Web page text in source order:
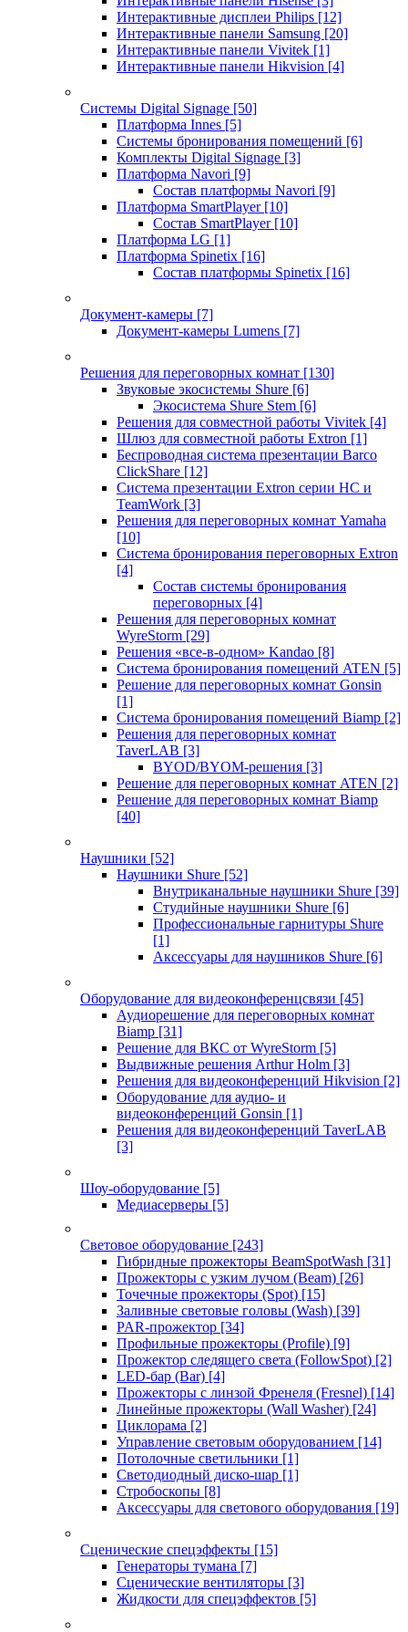
Интерактивные дисплеи Philips [12]
Интерактивные панели Samsung [20]
Интерактивные панели Vivitek [1]
Интерактивные панели Hikvision [4]
Системы Digital Signage [50]
Платформа Innes [5]
Системы бронирования помещений [6]
Комплекты Digital Signage [3]
Платформа Navori [9]
Состав платформы Navori [9]
Платформа SmartPlayer [10]
Состав SmartPlayer [10]
Платформа LG [1]
Платформа Spinetix [16]
Состав платформы Spinetix [16]
Документ-камеры [7]
Документ-камеры Lumens [7]
Решения для переговорных комнат [130]
Звуковые экосистемы Shure [6]
Экосистема Shure Stem [6]
Решения для совместной работы Vivitek [4]
Шлюз для совместной работы Extron [1]
Беспроводная система презентации Barco
ClickShare [12]
Система презентации Extron серии HC и
TeamWork [3]
Решения для переговорных комнат Yamaha
[10]
Система бронирования переговорных Extron
[4]
Состав системы бронирования
переговорных [4]
Решения для переговорных комнат
WyreStorm [29]
Решения «все-в-одном» Kandao [8]
Система бронирования помещений ATEN [5]
Решение для переговорных комнат Gonsin
[1]
Система бронирования помещений Biamp [2]
Решения для переговорных комнат
TaverLAB [3]
BYOD/BYOM-решения [3]
Решение для переговорных комнат ATEN [2]
Решение для переговорных комнат Biamp
[40]
Наушники [52]
Наушники Shure [52]
Внутриканальные наушники Shure [39]
Студийные наушники Shure [6]
Профессиональные гарнитуры Shure
[1]
Аксессуары для наушников Shure [6]
Оборудование для видеоконференцсвязи [45]
Аудиорешение для переговорных комнат
Biamp [31]
Решение для ВКС от WyreStorm [5]
Выдвижные решения Arthur Holm [3]
Решения для видеоконференций Hikvision [2]
Оборудование для аудио- и
видеоконференций Gonsin [1]
Решения для видеоконференций TaverLAB
[3]
Шоу-оборудование [5]
Медиасерверы [5]
Световое оборудование [243]
Гибридные прожекторы BeamSpotWash [31]
Прожекторы с узким лучом (Beam) [26]
Точечные прожекторы (Spot) [15]
Заливные световые головы (Wash) [39]
PAR-прожектор [34]
Профильные прожекторы (Profile) [9]
Прожектор следящего света (FollowSpot) [2]
LED-бар (Bar) [4]
Прожекторы с линзой Френеля (Fresnel) [14]
Линейные прожекторы (Wall Washer) [24]
Циклорама [2]
Управление световым оборудованием [14]
Потолочные светильники [1]
Светодиодный диско-шар [1]
Стробоскопы [8]
Аксессуары для светового оборудования [19]
Сценические спецэффекты [15]
Генераторы тумана [7]
Сценические вентиляторы [3]
Жидкости для спецэффектов [5]